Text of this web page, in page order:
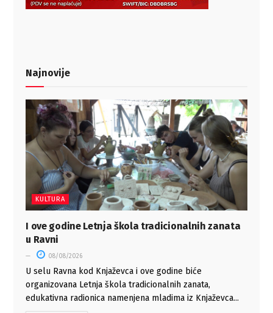
Najnovije
KULTURA
I ove godine Letnja škola tradicionalnih zanata
u Ravni
08/08/2026
U selu Ravna kod Knjaževca i ove godine biće
organizovana Letnja škola tradicionalnih zanata,
edukativna radionica namenjena mladima iz Knjaževca...